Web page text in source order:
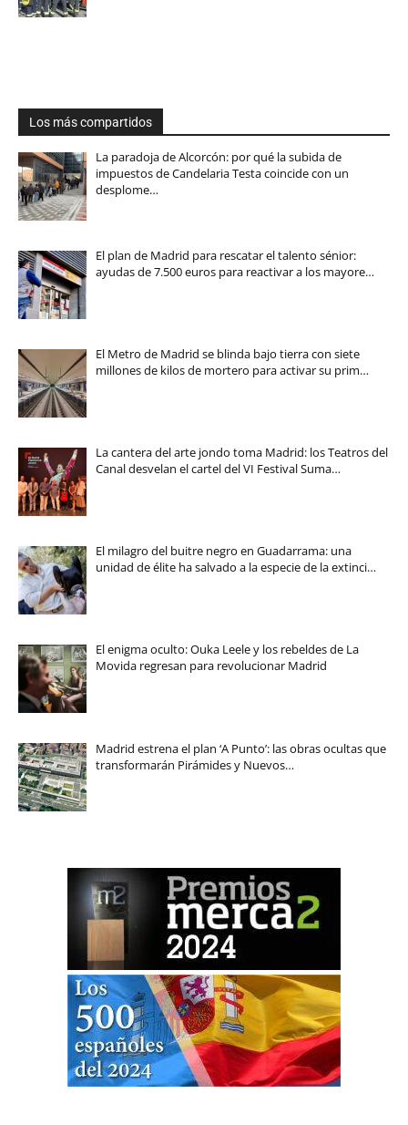
Los más compartidos
La paradoja de Alcorcón: por qué la subida de
impuestos de Candelaria Testa coincide con un
desplome…
El plan de Madrid para rescatar el talento sénior:
ayudas de 7.500 euros para reactivar a los mayore…
El Metro de Madrid se blinda bajo tierra con siete
millones de kilos de mortero para activar su prim…
La cantera del arte jondo toma Madrid: los Teatros del
Canal desvelan el cartel del VI Festival Suma…
El milagro del buitre negro en Guadarrama: una
unidad de élite ha salvado a la especie de la extinci…
El enigma oculto: Ouka Leele y los rebeldes de La
Movida regresan para revolucionar Madrid
Madrid estrena el plan ‘A Punto’: las obras ocultas que
transformarán Pirámides y Nuevos…